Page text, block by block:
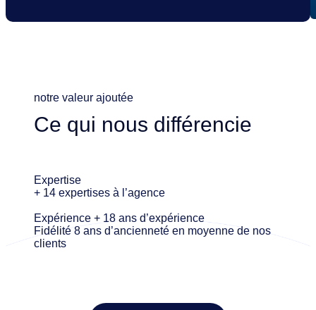
notre valeur ajoutée
Ce qui nous différencie
Expertise
+ 14 expertises à l’agence
Expérience + 18 ans d’expérience
Fidélité 8 ans d’ancienneté en moyenne de nos
clients